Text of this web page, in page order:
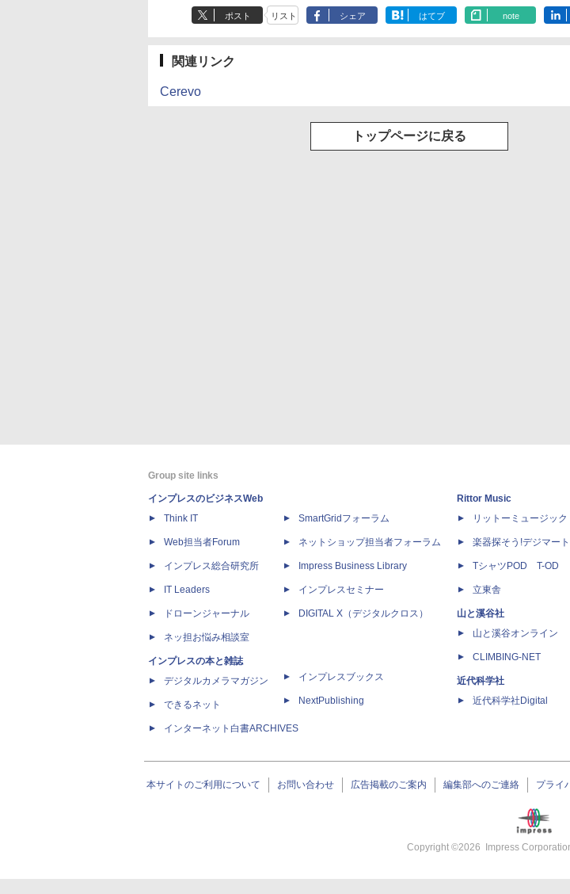
ポスト リスト シェア はてブ note
関連リンク
Cerevo
トップページに戻る
Group site links
インプレスのビジネスWeb
Think IT
Web担当者Forum
インプレス総合研究所
IT Leaders
ドローンジャーナル
ネッ担お悩み相談室
インプレスの本と雑誌
デジタルカメラマガジン
できるネット
インターネット白書ARCHIVES
SmartGridフォーラム
ネットショップ担当者フォーラム
Impress Business Library
インプレスセミナー
DIGITAL X（デジタルクロス）
インプレスブックス
NextPublishing
Rittor Music
リットーミュージック
楽器探そう!デジマート
TシャツPOD T-OD
立東舎
山と溪谷社
山と溪谷オンライン
CLIMBING-NET
近代科学社
近代科学社Digital
本サイトのご利用について お問い合わせ 広告掲載のご案内 編集部へのご連絡 プライ
Copyright ©2026 Impress